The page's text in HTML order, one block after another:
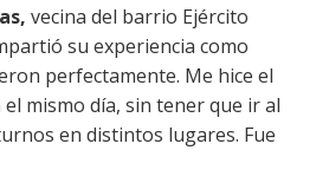
vecina del barrio Ejército
su experiencia como
perfectamente. Me hice el
mismo día, sin tener que ir al
en distintos lugares. Fue